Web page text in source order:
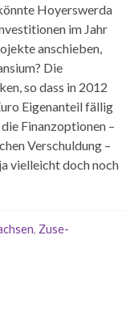
Hoyerswerda
im Jahr
anschieben,
Die
so dass in 2012
Eigenanteil fällig
Finanzoptionen –
Verschuldung –
vielleicht doch noch
, Zuse-